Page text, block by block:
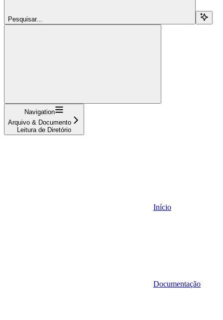
Pesquisar...
Navigation
Arquivo & Documento
Leitura de Diretório
Início
Documentação